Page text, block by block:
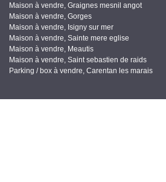
Maison à vendre, Graignes mesnil angot
Maison à vendre, Gorges
Maison à vendre, Isigny sur mer
Maison à vendre, Sainte mere eglise
Maison à vendre, Meautis
Maison à vendre, Saint sebastien de raids
Parking / box à vendre, Carentan les marais